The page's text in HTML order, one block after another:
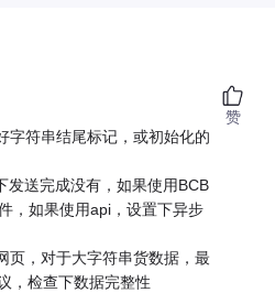
字符串结尾标记，或初始化的
发送完成没有，如果使用BCB
，如果使用api，设置下异步
页，对于大字符串货数据，最
，检查下数据完整性
赞